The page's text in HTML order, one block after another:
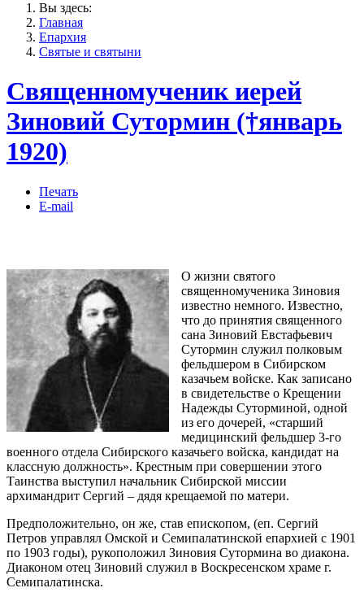
Вы здесь:
Главная
Епархия
Святые и святыни
Священномученик иерей
Зиновий Сутормин (†январь
1920)
Печать
E-mail
О жизни святого
священномученика Зиновия
известно немного. Известно,
что до принятия священного
сана Зиновий Евстафьевич
Сутормин служил полковым
фельдшером в Сибирском
казачьем войске. Как записано
в свидетельстве о Крещении
Надежды Суторминой, одной
из его дочерей, «старший
медицинский фельдшер 3-го
военного отдела Сибирского казачьего войска, кандидат на
классную должность». Крестным при совершении этого
Таинства выступил начальник Сибирской миссии
архимандрит Сергий – дядя крещаемой по матери.
Предположительно, он же, став епископом, (еп. Сергий
Петров управлял Омской и Семипалатинской епархией с 1901
по 1903 годы), рукоположил Зиновия Сутормина во диакона.
Диаконом отец Зиновий служил в Воскресенском храме г.
Семипалатинска.